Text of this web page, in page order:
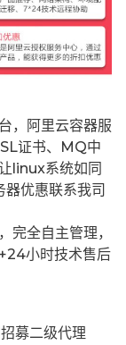
，阿里云容器服
证书、MQ中
linux系统如同
优惠联系我司
完全自主管理，
小时技术售后
募二级代理